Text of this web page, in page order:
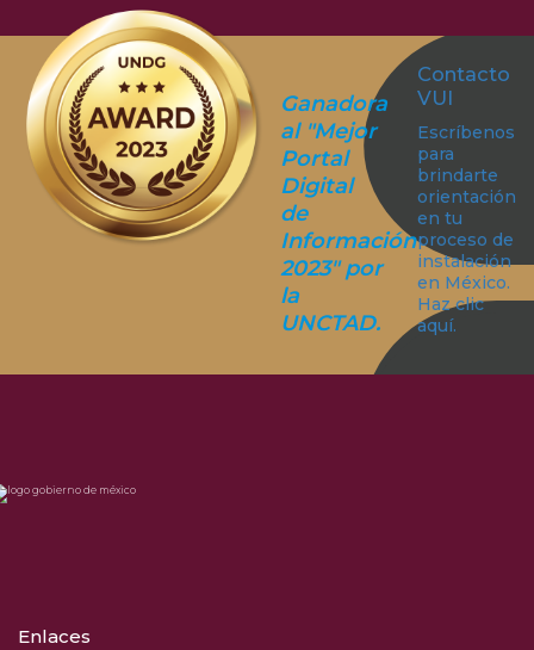
Ganadora
al "Mejor
Portal
Digital
de
Información
2023" por
la
UNCTAD.
Contacto
VUI
Escríbenos
para
brindarte
orientación
en tu
proceso de
instalación
en México.
Haz clic
aquí.
Enlaces